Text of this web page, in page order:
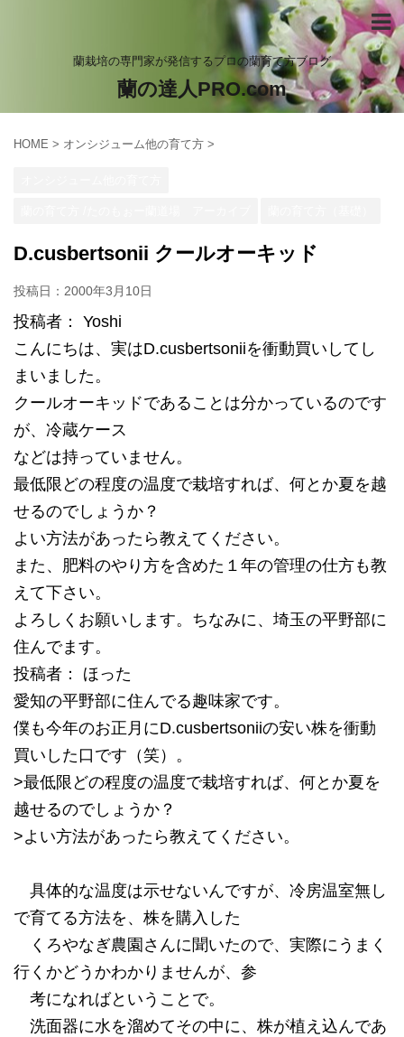
蘭栽培の専門家が発信するプロの蘭育て方ブログ
蘭の達人PRO.com
HOME > オンシジューム他の育て方 >
D.cusbertsonii クールオーキッド
投稿日： 2000年3月10日
投稿者： Yoshi
こんにちは、実はD.cusbertsoniiを衝動買いしてし
まいました。
クールオーキッドであることは分かっているのです
が、冷蔵ケース
などは持っていません。
最低限どの程度の温度で栽培すれば、何とか夏を越
せるのでしょうか？
よい方法があったら教えてください。
また、肥料のやり方を含めた１年の管理の仕方も教
えて下さい。
よろしくお願いします。ちなみに、埼玉の平野部に
住んでます。
投稿者： ほった
愛知の平野部に住んでる趣味家です。
僕も今年のお正月にD.cusbertsoniiの安い株を衝動
買いした口です（笑）。
>最低限どの程度の温度で栽培すれば、何とか夏を
越せるのでしょうか？
>よい方法があったら教えてください。
具体的な温度は示せないんですが、冷房温室無し
で育てる方法を、株を購入した
くろやなぎ農園さんに聞いたので、実際にうまく
行くかどうかわかりませんが、参
考になればということで。
洗面器に水を溜めてその中に、株が植え込んであ